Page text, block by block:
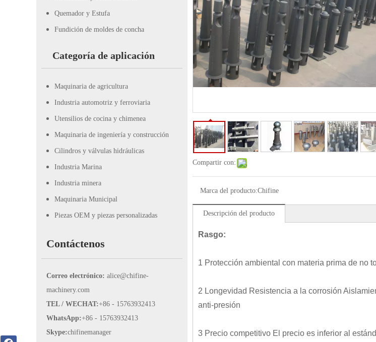
Quemador y Estufa
Fundición de moldes de concha
Categoría de aplicación
Maquinaria de agricultura
Industria automotriz y ferroviaria
Utensilios de cocina y chimenea
Maquinaria de ingeniería y construcción
Cilindros y válvulas hidráulicas
Industria Marina
Industria minera
Maquinaria Municipal
Piezas OEM y piezas personalizadas
Contáctenos
Correo electrónico: alice@chifine-
machinery.com
TEL / WECHAT:+86 - 15763932413
WhatsApp:+86 - 15763932413
Skype:chifinemanager
Compartir con:
Marca del producto:Chifine
Descripción del producto
Rasgo:
1 Protección ambiental con materia prima de no
2 Longevidad Resistencia a la corrosión
anti-presión
3 Precio competitivo El precio es inferior al